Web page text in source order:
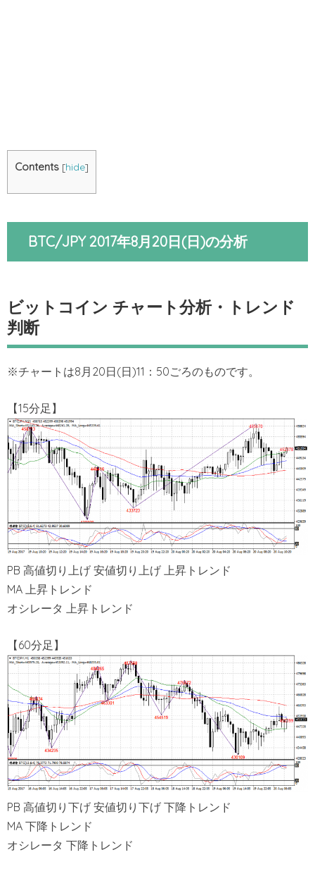
Contents [hide]
BTC/JPY 2017年8月20日(日)の分析
ビットコイン チャート分析・トレンド
判断
※チャートは8月20日(日)11：50ごろのものです。
【15分足】
PB 高値切り上げ 安値切り上げ 上昇トレンド
MA 上昇トレンド
オシレータ 上昇トレンド
【60分足】
PB 高値切り下げ 安値切り下げ 下降トレンド
MA 下降トレンド
オシレータ 下降トレンド